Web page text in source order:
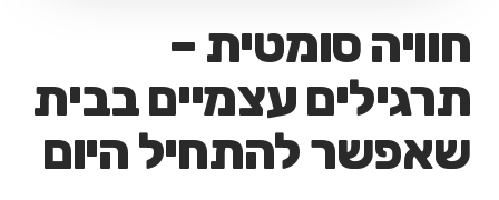
חוויה סומטית –
תרגילים עצמיים בבית
שאפשר להתחיל היום